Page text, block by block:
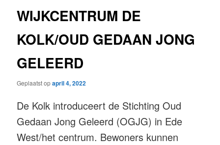
WIJKCENTRUM DE
KOLK/OUD GEDAAN JONG
GELEERD
Geplaatst opapril 4, 2022
De Kolk introduceert de Stichting Oud
Gedaan Jong Geleerd (OGJG) in Ede
West/het centrum. Bewoners kunnen